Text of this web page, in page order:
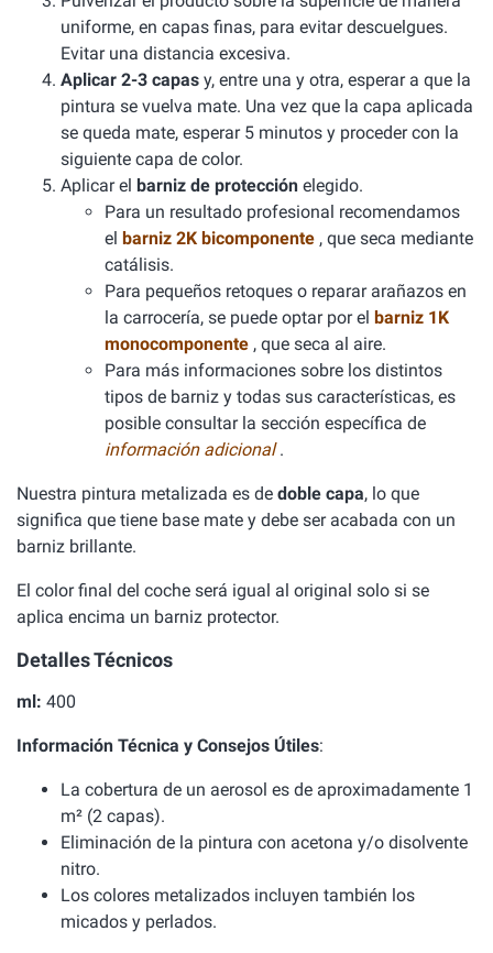
uniforme, en capas finas, para evitar descuelgues.
Evitar una distancia excesiva.
Aplicar 2-3 capas y, entre una y otra, esperar a que la
pintura se vuelva mate. Una vez que la capa aplicada
se queda mate, esperar 5 minutos y proceder con la
siguiente capa de color.
Aplicar el barniz de protección elegido.
Para un resultado profesional recomendamos
el barniz 2K bicomponente , que seca mediante
catálisis.
Para pequeños retoques o reparar arañazos en
la carrocería, se puede optar por el barniz 1K
monocomponente , que seca al aire.
Para más informaciones sobre los distintos
tipos de barniz y todas sus características, es
posible consultar la sección específica de
información adicional.
Nuestra pintura metalizada es de doble capa, lo que
significa que tiene base mate y debe ser acabada con un
barniz brillante.
El color final del coche será igual al original solo si se
aplica encima un barniz protector.
Detalles Técnicos
ml: 400
Información Técnica y Consejos Útiles:
La cobertura de un aerosol es de aproximadamente 1
m² (2 capas).
Eliminación de la pintura con acetona y/o disolvente
nitro.
Los colores metalizados incluyen también los
micados y perlados.